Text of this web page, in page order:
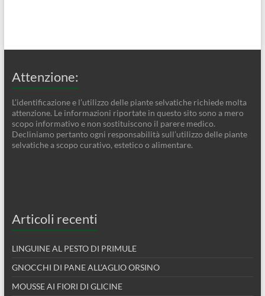
Attenzione:
L’identificazione e l’utilizzo delle piante selvatiche richiede molta
attenzione. Le informazioni riportate in questo sito sono a mero
scopo informativo e non sostituiscono il parere medico.
Decliniamo pertanto ogni responsabilità sull’utilizzo delle piante
selvatiche a scopo curativo, estetico o alimentare.
Articoli recenti
LINGUINE AL PESTO DI PRIMULE
GNOCCHI DI PANE ALL’AGLIO ORSINO
MOUSSE AI FIORI DI GLICINE